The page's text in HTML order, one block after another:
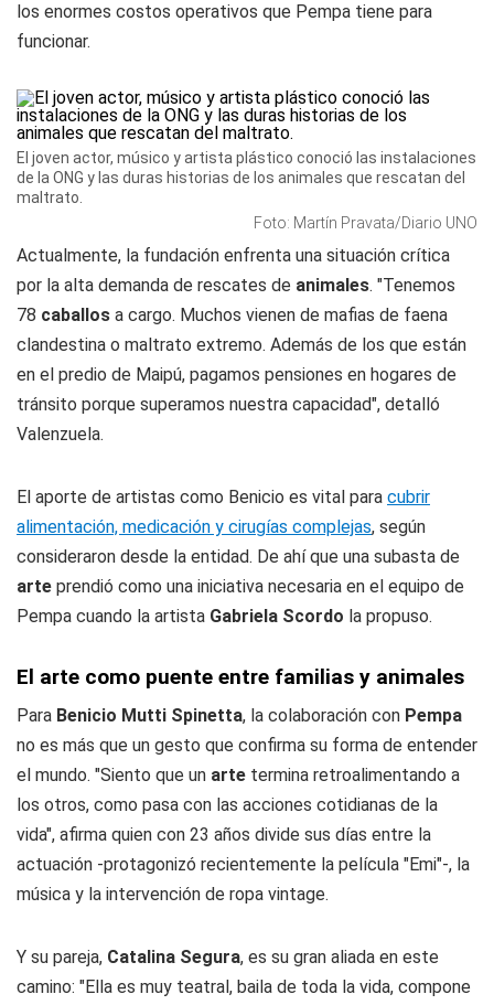
los enormes costos operativos que Pempa tiene para
funcionar.
El joven actor, músico y artista plástico conoció las instalaciones
de la ONG y las duras historias de los animales que rescatan del
maltrato.
Foto: Martín Pravata/Diario UNO
Actualmente, la fundación enfrenta una situación crítica
por la alta demanda de rescates de animales. "Tenemos
78 caballos a cargo. Muchos vienen de mafias de faena
clandestina o maltrato extremo. Además de los que están
en el predio de Maipú, pagamos pensiones en hogares de
tránsito porque superamos nuestra capacidad", detalló
Valenzuela.
El aporte de artistas como Benicio es vital para cubrir
alimentación, medicación y cirugías complejas, según
consideraron desde la entidad. De ahí que una subasta de
arte prendió como una iniciativa necesaria en el equipo de
Pempa cuando la artista Gabriela Scordo la propuso.
El arte como puente entre familias y animales
Para Benicio Mutti Spinetta, la colaboración con Pempa
no es más que un gesto que confirma su forma de entender
el mundo. "Siento que un arte termina retroalimentando a
los otros, como pasa con las acciones cotidianas de la
vida", afirma quien con 23 años divide sus días entre la
actuación -protagonizó recientemente la película "Emi"-, la
música y la intervención de ropa vintage.
Y su pareja, Catalina Segura, es su gran aliada en este
camino: "Ella es muy teatral, baila de toda la vida, compone